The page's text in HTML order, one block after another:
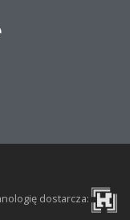
dostarcza: